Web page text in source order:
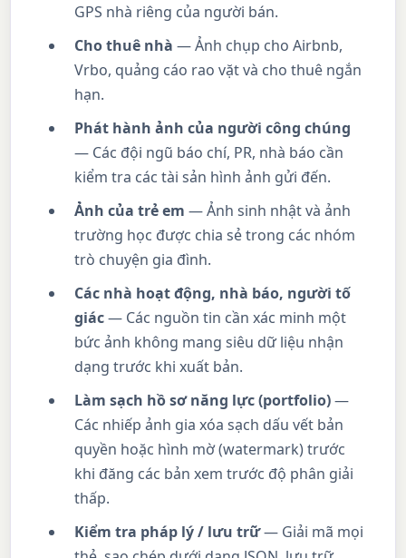
GPS nhà riêng của người bán.
Cho thuê nhà — Ảnh chụp cho Airbnb,
Vrbo, quảng cáo rao vặt và cho thuê ngắn
hạn.
Phát hành ảnh của người công chúng
— Các đội ngũ báo chí, PR, nhà báo cần
kiểm tra các tài sản hình ảnh gửi đến.
Ảnh của trẻ em — Ảnh sinh nhật và ảnh
trường học được chia sẻ trong các nhóm
trò chuyện gia đình.
Các nhà hoạt động, nhà báo, người tố
giác— Các nguồn tin cần xác minh một
bức ảnh không mang siêu dữ liệu nhận
dạng trước khi xuất bản.
Làm sạch hồ sơ năng lực (portfolio)—
Các nhiếp ảnh gia xóa sạch dấu vết bản
quyền hoặc hình mờ (watermark) trước
khi đăng các bản xem trước độ phân giải
thấp.
Kiểm tra pháp lý / lưu trữ— Giải mã mọi